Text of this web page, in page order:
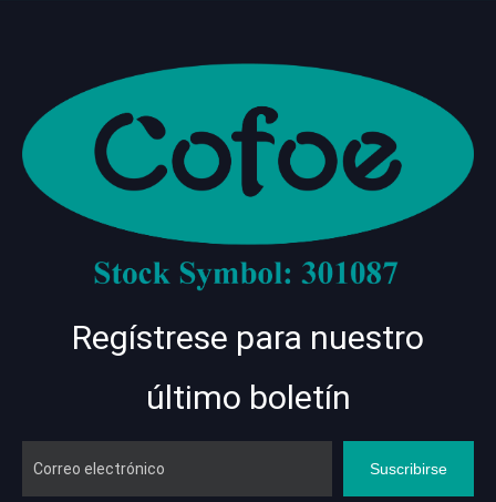
Regístrese para nuestro
último boletín
Suscribirse